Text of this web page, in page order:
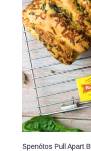
Spenótos Pull Apart